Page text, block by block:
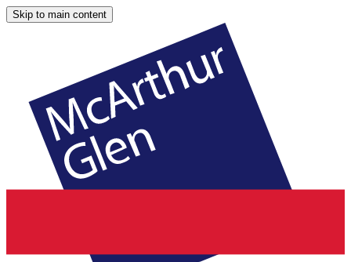
Skip to main content